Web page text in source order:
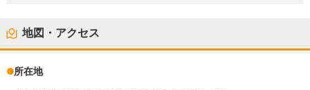
地図・アクセス
所在地